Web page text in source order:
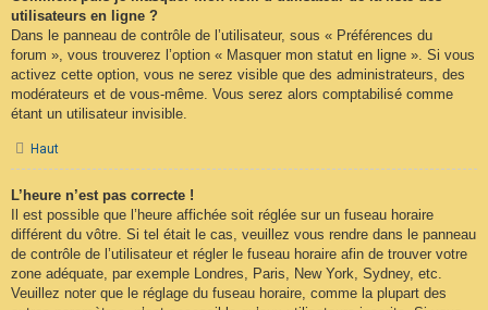
utilisateurs en ligne ?
Dans le panneau de contrôle de l’utilisateur, sous « Préférences du
forum », vous trouverez l’option « Masquer mon statut en ligne ». Si vous
activez cette option, vous ne serez visible que des administrateurs, des
modérateurs et de vous-même. Vous serez alors comptabilisé comme
étant un utilisateur invisible.
Haut
L’heure n’est pas correcte !
Il est possible que l’heure affichée soit réglée sur un fuseau horaire
différent du vôtre. Si tel était le cas, veuillez vous rendre dans le panneau
de contrôle de l’utilisateur et régler le fuseau horaire afin de trouver votre
zone adéquate, par exemple Londres, Paris, New York, Sydney, etc.
Veuillez noter que le réglage du fuseau horaire, comme la plupart des